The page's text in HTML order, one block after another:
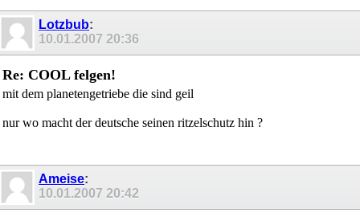
Lotzbub:
10.01.2007 20:36
Re: COOL felgen!
mit dem planetengetriebe die sind geil
nur wo macht der deutsche seinen ritzelschutz hin ?
Ameise:
10.01.2007 20:42